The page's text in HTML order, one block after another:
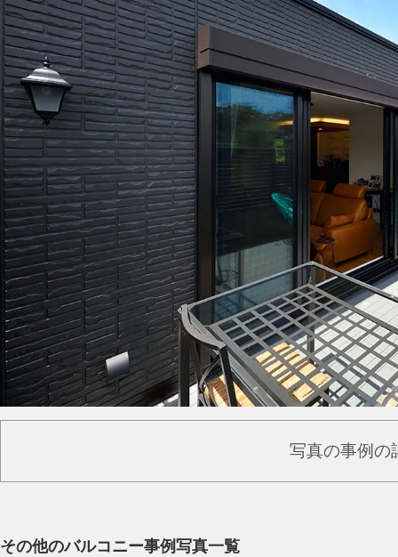
写真の事例の
その他のバルコニー事例写真一覧